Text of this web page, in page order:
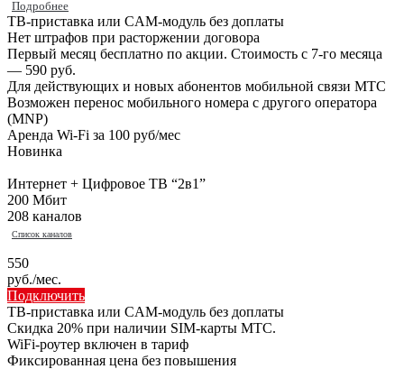
Подробнее
ТВ-приставка или CAM-модуль без доплаты
Нет штрафов при расторжении договора
Первый месяц бесплатно по акции. Стоимость с 7-го месяца
— 590 руб.
Для действующих и новых абонентов мобильной связи МТС
Возможен перенос мобильного номера с другого оператора
(MNP)
Аренда Wi-Fi за 100 руб/мес
Новинка
Интернет + Цифровое ТВ “2в1”
200 Мбит
208 каналов
Список каналов
550
руб./мес.
Подключить
ТВ-приставка или CAM-модуль без доплаты
Скидка 20% при наличии SIM-карты МТС.
WiFi-роутер включен в тариф
Фиксированная цена без повышения